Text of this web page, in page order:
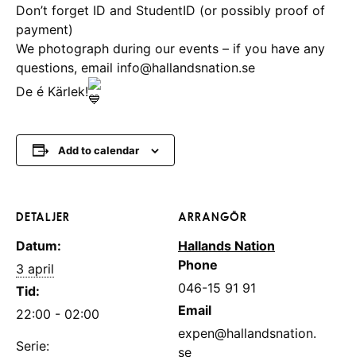
Don’t forget ID and StudentID (or possibly proof of
payment)
We photograph during our events – if you have any
questions, email info@hallandsnation.se
De é Kärlek!
Add to calendar
DETALJER
Datum:
3 april
Tid:
22:00 - 02:00
Serie:
ARRANGÖR
Hallands Nation
Phone
046-15 91 91
Email
expen@hallandsnation.
se